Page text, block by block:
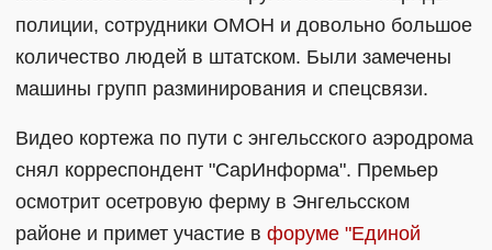
полиции, сотрудники ОМОН и довольно большое
количество людей в штатском. Были замечены
машины групп разминирования и спецсвязи.
Видео кортежа по пути с энгельсского аэродрома
снял корреспондент "СарИнформа". Премьер
осмотрит осетровую ферму в Энгельсском
районе и примет участие в форуме "Единой